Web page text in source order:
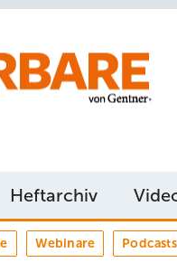
Heftarchiv
Webinare Podcasts